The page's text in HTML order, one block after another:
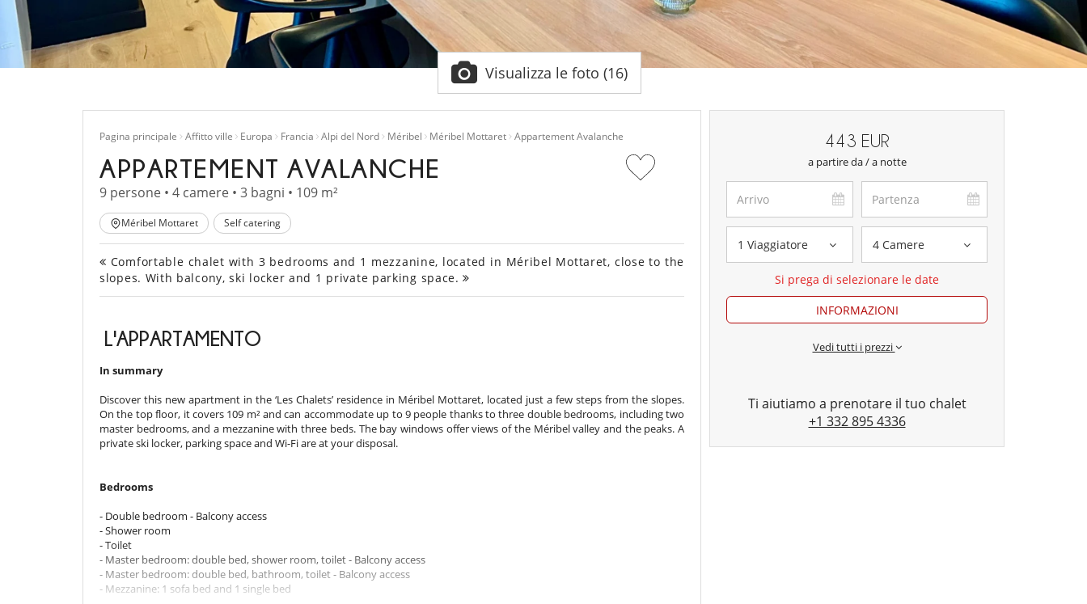
Visualizza le foto (16)
Pagina principale Affitto ville Europa Francia Alpi del Nord Méribel Méribel Mottaret Appartement Avalanche
APPARTEMENT AVALANCHE
9 persone • 4 camere • 3 bagni • 109 m²
Méribel Mottaret Self catering
Comfortable chalet with 3 bedrooms and 1 mezzanine, located in Méribel Mottaret, close to the
slopes. With balcony, ski locker and 1 private parking space.
L'APPARTAMENTO
In summary
Discover this new apartment in the ‘Les Chalets’ residence in Méribel Mottaret, located just a few steps from the slopes.
On the top floor, it covers 109 m² and can accommodate up to 9 people thanks to three double bedrooms, including two
master bedrooms, and a mezzanine with three beds. The bay windows offer views of the Méribel valley and the peaks. A
private ski locker, parking space and Wi-Fi are at your disposal.
Bedrooms
- Double bedroom - Balcony access
- Shower room
- Toilet
- Master bedroom: double bed, shower room, toilet - Balcony access
- Master bedroom: double bed, bathroom, toilet - Balcony access
- Mezzanine: 1 sofa bed and 1 single bed
443 EUR
a partire da / a notte
1 Viaggiatore 4 Camere
Si prega di selezionare le date
INFORMAZIONI
Vedi tutti i prezzi
Ti aiutiamo a prenotare il tuo chalet
+1 332 895 4336